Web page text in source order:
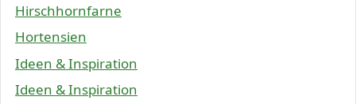
Hirschhornfarne
Hortensien
Ideen & Inspiration
Ideen & Inspiration